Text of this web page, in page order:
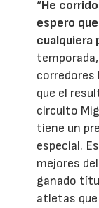
“He
espero
cualquiera
corredores
que el
circuito
tiene un
especial.
mejores
ganado
atletas